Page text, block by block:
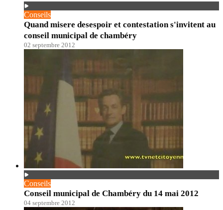
Conseils
Quand misere desespoir et contestation s'invitent au
conseil municipal de chambéry
02 septembre 2012
Conseils
Conseil municipal de Chambéry du 14 mai 2012
04 septembre 2012